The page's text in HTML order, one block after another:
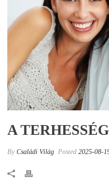
A
By Családi Világ Posted 2025-08-